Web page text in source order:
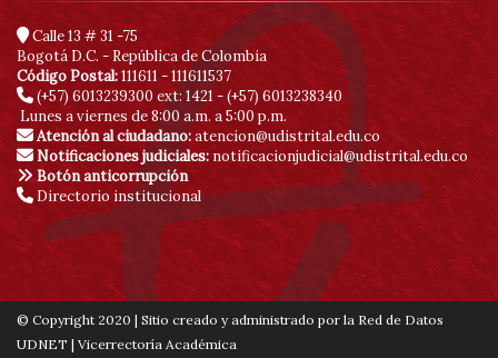
Calle 13 # 31 -75
Bogotá D.C. - República de Colombia
Código Postal:111611 - 111611537
(+57) 6013239300 ext: 1421 - (+57) 6013238340
Lunes a viernes de 8:00 a.m. a 5:00 p.m.
Atención al ciudadano:atencion@udistrital.edu.co
Notificaciones judiciales: notificacionjudicial@udistrital.edu.co
Botón anticorrupción
Directorio institucional
© Copyright 2020 | Sitio creado y administrado por la Red de Datos
UDNET | Vicerrectoría Académica